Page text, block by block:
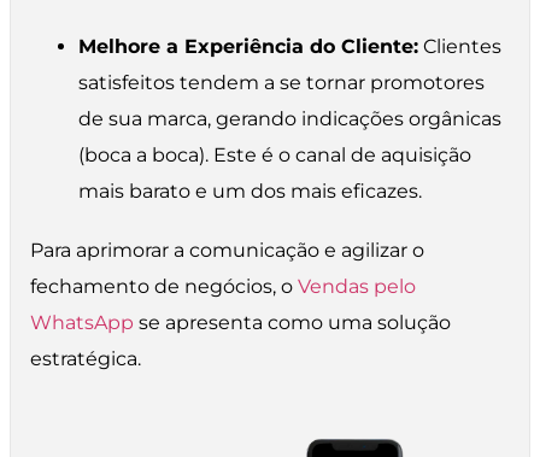
Melhore a Experiência do Cliente: Clientes
satisfeitos tendem a se tornar promotores
de sua marca, gerando indicações orgânicas
(boca a boca). Este é o canal de aquisição
mais barato e um dos mais eficazes.
Para aprimorar a comunicação e agilizar o
fechamento de negócios, o Vendas pelo
WhatsApp se apresenta como uma solução
estratégica.